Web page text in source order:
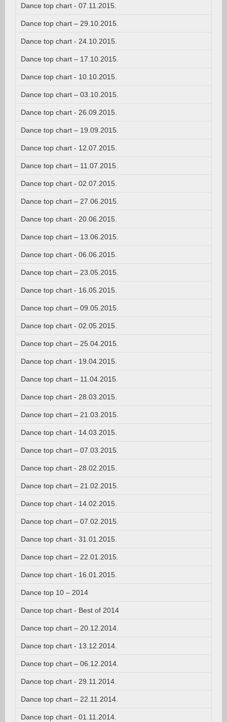
Dance top chart - 07.11.2015.
Dance top chart – 29.10.2015.
Dance top chart - 24.10.2015.
Dance top chart – 17.10.2015.
Dance top chart - 10.10.2015.
Dance top chart – 03.10.2015.
Dance top chart - 26.09.2015.
Dance top chart – 19.09.2015.
Dance top chart - 12.07.2015.
Dance top chart – 11.07.2015.
Dance top chart - 02.07.2015.
Dance top chart – 27.06.2015.
Dance top chart - 20.06.2015.
Dance top chart – 13.06.2015.
Dance top chart - 06.06.2015.
Dance top chart – 23.05.2015.
Dance top chart - 16.05.2015.
Dance top chart – 09.05.2015.
Dance top chart - 02.05.2015.
Dance top chart – 25.04.2015.
Dance top chart - 19.04.2015.
Dance top chart – 11.04.2015.
Dance top chart - 28.03.2015.
Dance top chart – 21.03.2015.
Dance top chart - 14.03.2015.
Dance top chart – 07.03.2015.
Dance top chart - 28.02.2015.
Dance top chart – 21.02.2015.
Dance top chart - 14.02.2015.
Dance top chart – 07.02.2015.
Dance top chart - 31.01.2015.
Dance top chart – 22.01.2015.
Dance top chart - 16.01.2015.
Dance top 10 – 2014
Dance top chart - Best of 2014
Dance top chart – 20.12.2014.
Dance top chart - 13.12.2014.
Dance top chart – 06.12.2014.
Dance top chart - 29.11.2014.
Dance top chart – 22.11.2014.
Dance top chart - 01.11.2014.